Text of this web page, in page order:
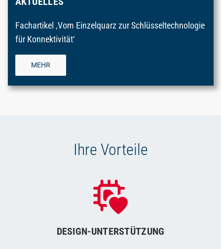
Fachartikel ‚Vom Einzelquarz zur Schlüsseltechnologie
für Konnektivität‘
MEHR
Ihre Vorteile
DESIGN-UNTERSTÜTZUNG